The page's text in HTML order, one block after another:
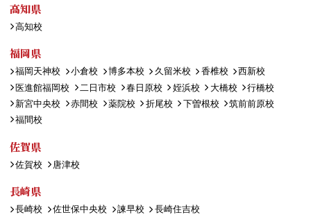
高知県
高知校
福岡県
福岡天神校 小倉校 博多本校 久留米校 香椎校
西新校
医進館福岡校
二日市校 春日原校 姪浜校 大橋校
行橋校
新宮中央校
赤間校 薬院校 折尾校 下曽根校
筑前前原校
福間校
佐賀県
佐賀校 唐津校
長崎県
長崎校 佐世保中央校 諫早校 長崎住吉校